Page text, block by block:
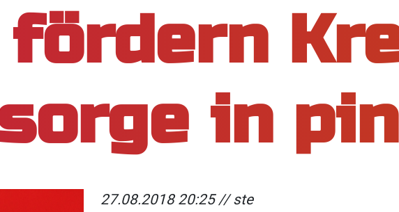
fördern
in
27.08.2018 20:25 //ste